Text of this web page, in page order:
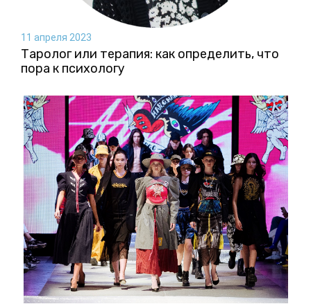
11 апреля 2023
Таролог или терапия: как определить, что
пора к психологу